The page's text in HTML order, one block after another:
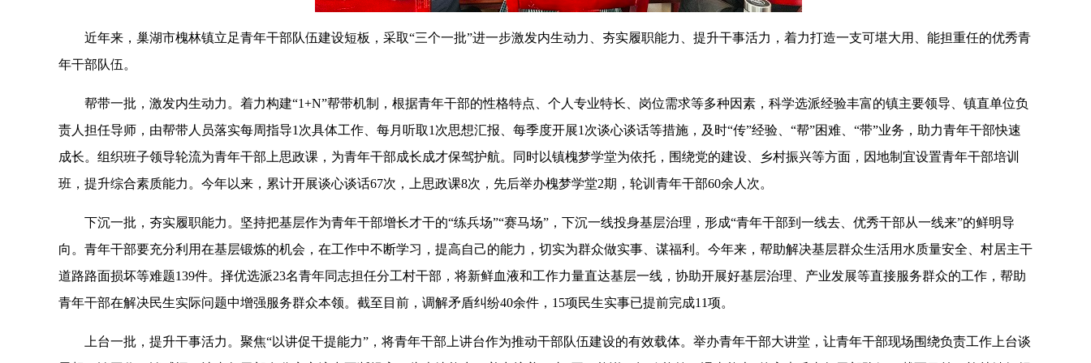
近年来，巢湖市槐林镇立足青年干部队伍建设短板，采取“三个一批”进一步激发内生动力、夯实履职能力、提升干事活力， 着力打造一支可堪大用、能担重任的优秀青
年干部队伍。
帮带一批，激发内生动力。着力构建“1+N”帮带机制， 根据青年干部的性格特点、个人专业特长、岗位需求等多种因素， 科学选派经验丰富的镇主要领导、镇直单位负
责人担任导师， 由帮带人员落实每周指导1次具体工作、每月听取1次思想汇报、每季度开展1次谈心谈话等措施，及时“传”经验、“帮”困难、“带”业务， 助力青年干部快速
成长。 组织班子领导轮流为青年干部上思政课，为青年干部成长成才保驾护航。同时以镇槐梦学堂为依托， 围绕党的建设、乡村振兴等方面，因地制宜设置青年干部培训
班，提升综合素质能力。 今年以来，累计开展谈心谈话67次，上思政课8次，先后举办槐梦学堂2期，轮训青年干部60余人次。
下沉一批，夯实履职能力。坚持把基层作为青年干部增长才干的“练兵场”“赛马场”，下沉一线投身基层治理，形成“青年干部到一线去、优秀干部从一线来”的鲜明导
向。青年干部要充分利用在基层锻炼的机会，在工作中不断学习，提高自己的能力，切实为群众做实事、谋福利。今年来，帮助解决基层群众生活用水质量安全、村居主干
道路路面损坏等难题139件。 择优选派23名青年同志担任分工村干部， 将新鲜血液和工作力量直达基层一线，协助开展好基层治理、产业发展等直接服务群众的工作，帮助
青年干部在解决民生实际问题中增强服务群众本领。截至目前，调解矛盾纠纷40余件，15项民生实事已提前完成11项。
上台一批，提升干事活力。聚焦“以讲促干提能力”，将青年干部上讲台作为推动干部队伍建设的有效载体。举办青年干部大讲堂，让青年干部现场围绕负责工作上台谈